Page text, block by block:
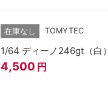
在庫なし TOMYTEC
1/64 ディーノ246gt（白）
4,500 円